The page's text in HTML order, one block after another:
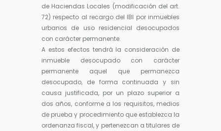
de Haciendas Locales (modificación del art.
72) respecto al recargo del IBI por inmuebles
urbanos de uso residencial desocupados
con carácter permanente.
A estos efectos tendrá la consideración de
inmueble desocupado con carácter
permanente aquel que permanezca
desocupado, de forma continuada y sin
causa justificada, por un plazo superior a
dos años, conforme a los requisitos, medios
de prueba y procedimiento que establezca la
ordenanza fiscal, y pertenezcan a titulares de